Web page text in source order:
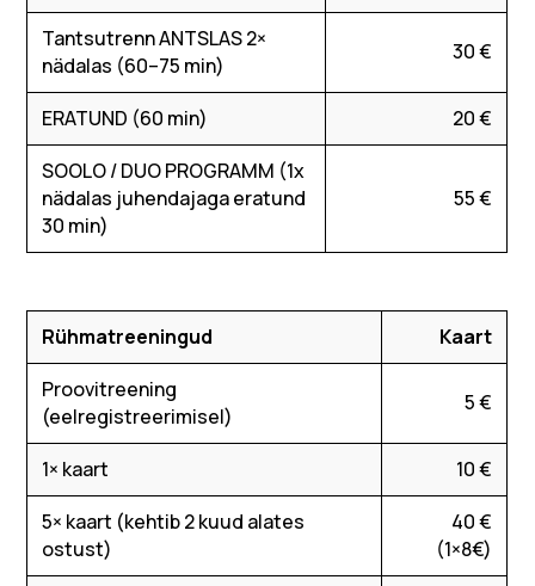
Tantsutrenn ANTSLAS 2×
nädalas (60–75 min)
30 €
ERATUND (60 min)
20 €
SOOLO / DUO PROGRAMM (1x
nädalas juhendajaga eratund
30 min)
55 €
Rühmatreeningud
Kaart
Proovitreening
(eelregistreerimisel)
5 €
1× kaart
10 €
5× kaart (kehtib 2 kuud alates
ostust)
40 €
(1×8€)